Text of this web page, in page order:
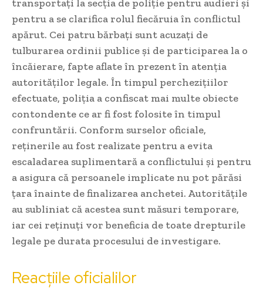
transportați la secția de poliție pentru audieri și
pentru a se clarifica rolul fiecăruia în conflictul
apărut. Cei patru bărbați sunt acuzați de
tulburarea ordinii publice și de participarea la o
încăierare, fapte aflate în prezent în atenția
autorităților legale. În timpul perchezițiilor
efectuate, poliția a confiscat mai multe obiecte
contondente ce ar fi fost folosite în timpul
confruntării. Conform surselor oficiale,
reținerile au fost realizate pentru a evita
escaladarea suplimentară a conflictului și pentru
a asigura că persoanele implicate nu pot părăsi
țara înainte de finalizarea anchetei. Autoritățile
au subliniat că acestea sunt măsuri temporare,
iar cei reținuți vor beneficia de toate drepturile
legale pe durata procesului de investigare.
Reacțiile oficialilor